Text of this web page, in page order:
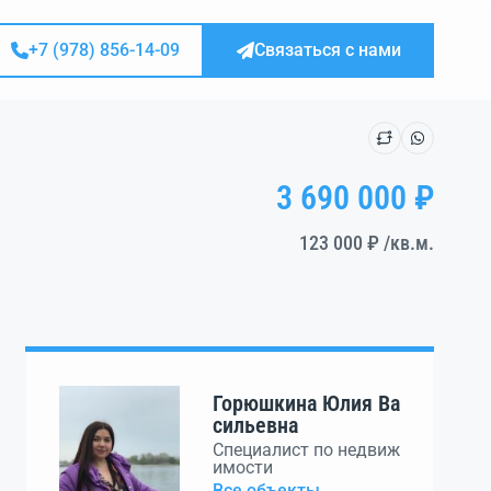
+7 (978) 856-14-09 Связаться с нами
3 690 000 ₽
123 000 ₽ /кв.м.
Горюшкина Юлия Ва
сильевна
Специалист по недвиж
имости